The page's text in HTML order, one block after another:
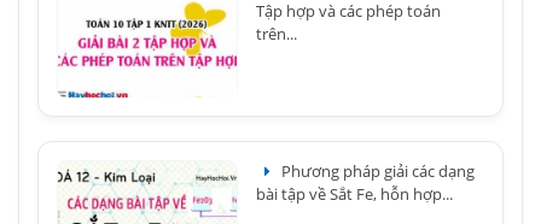
Tập hợp và các phép toán
trên...
Phương pháp giải các dạng
bài tập về Sắt Fe, hỗn hợp...